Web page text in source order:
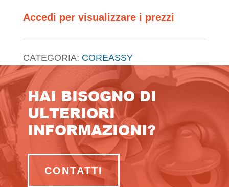
Accedi per visualizzare i prezzi
CATEGORIA: COREASSY
HAI BISOGNO DI
ULTERIORI
INFORMAZIONI?
CONTATTI